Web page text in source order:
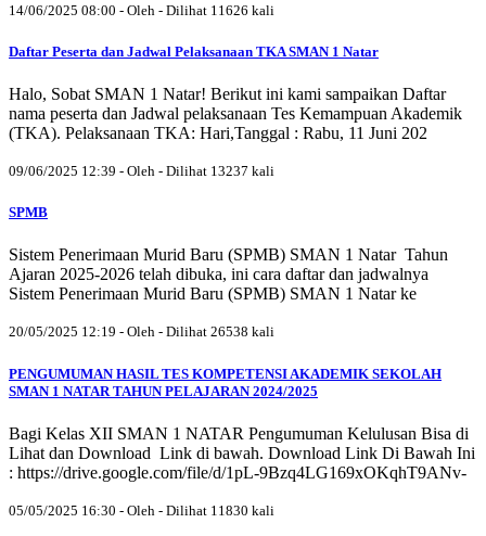
14/06/2025 08:00 - Oleh - Dilihat 11626 kali
Daftar Peserta dan Jadwal Pelaksanaan TKA SMAN 1 Natar
Halo, Sobat SMAN 1 Natar! Berikut ini kami sampaikan Daftar
nama peserta dan Jadwal pelaksanaan Tes Kemampuan Akademik
(TKA). Pelaksanaan TKA: Hari,Tanggal : Rabu, 11 Juni 202
09/06/2025 12:39 - Oleh - Dilihat 13237 kali
SPMB
Sistem Penerimaan Murid Baru (SPMB) SMAN 1 Natar Tahun
Ajaran 2025-2026 telah dibuka, ini cara daftar dan jadwalnya
Sistem Penerimaan Murid Baru (SPMB) SMAN 1 Natar ke
20/05/2025 12:19 - Oleh - Dilihat 26538 kali
PENGUMUMAN HASIL TES KOMPETENSI AKADEMIK SEKOLAH
SMAN 1 NATAR TAHUN PELAJARAN 2024/2025
Bagi Kelas XII SMAN 1 NATAR Pengumuman Kelulusan Bisa di
Lihat dan Download Link di bawah. Download Link Di Bawah Ini
: https://drive.google.com/file/d/1pL-9Bzq4LG169xOKqhT9ANv-
05/05/2025 16:30 - Oleh - Dilihat 11830 kali